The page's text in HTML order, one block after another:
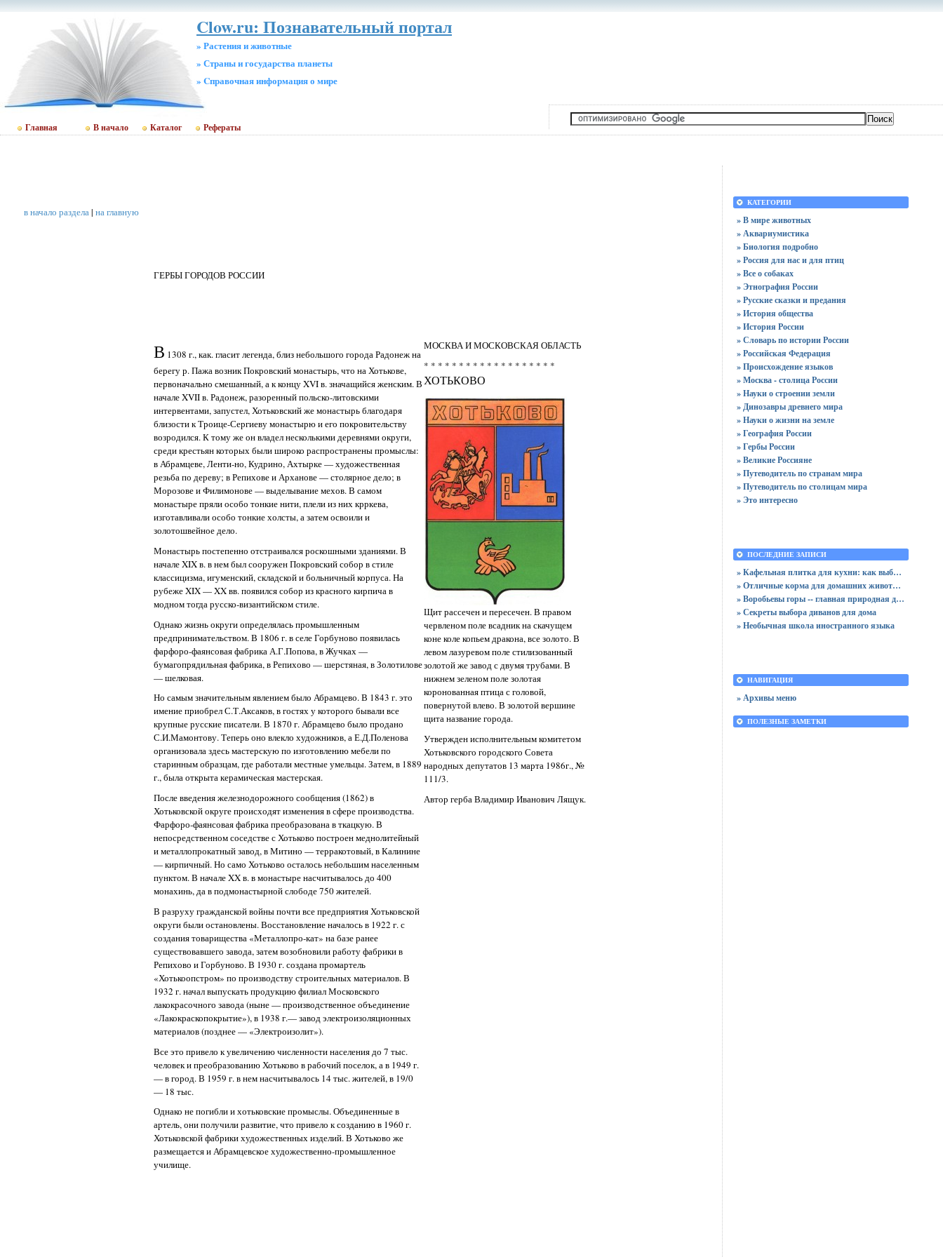
Clow.ru: Познавательный портал
» Растения и животные
» Страны и государства планеты
» Cправочная информация о мире
Главная В начало Каталог Рефераты
в начало раздела| на главную
ГЕРБЫ ГОРОДОВ РОССИИ
В 1308 г., как. гласит легенда, близ небольшого города Радонеж на
берегу р. Пажа возник Покровский монастырь, что на Хотькове,
первоначально смешанный, а к концу XVI в. значащийся женским. В
начале XVII в. Радонеж, разоренный польско-литовскими
интервентами, запустел, Хотьковский же монастырь благодаря
близости к Троице-Сергиеву монастырю и его покровительству
возродился. К тому же он владел несколькими деревнями округи,
среди крестьян которых были широко распространены промыслы:
в Абрамцеве, Ленти-но, Кудрино, Ахтырке — художественная
резьба по дереву; в Репихове и Арханове — столярное дело; в
Морозове и Филимонове — выделывание мехов. В самом
монастыре пряли особо тонкие нити, плели из них крркева,
изготавливали особо тонкие холсты, а затем освоили и
золотошвейное дело.
Монастырь постепенно отстраивался роскошными зданиями. В
начале XIX в. в нем был сооружен Покровский собор в стиле
классицизма, игуменский, складской и больничный корпуса. На
рубеже XIX — XX вв. появился собор из красного кирпича в
модном тогда русско-византийском стиле.
Однако жизнь округи определялась промышленным
предпринимательством. В 1806 г. в селе Горбуново появилась
фарфоро-фаянсовая фабрика А.Г.Попова, в Жучках —
бумагопрядильная фабрика, в Репихово — шерстяная, в Золотилове
— шелковая.
Но самым значительным явлением было Абрамцево. В 1843 г. это
имение приобрел С.Т.Аксаков, в гостях у которого бывали все
крупные русские писатели. В 1870 г. Абрамцево было продано
С.И.Мамонтову. Теперь оно влекло художников, а Е.Д.Поленова
организовала здесь мастерскую по изготовлению мебели по
старинным образцам, где работали местные умельцы. Затем, в 1889
г., была открыта керамическая мастерская.
После введения железнодорожного сообщения (1862) в
Хотьковской округе происходят изменения в сфере производства.
Фарфоро-фаянсовая фабрика преобразована в ткацкую. В
непосредственном соседстве с Хотьково построен меднолитейный
и металлопрокатный завод, в Митино — терракотовый, в Калинине
— кирпичный. Но само Хотьково осталось небольшим населенным
пунктом. В начале XX в. в монастыре насчитывалось до 400
монахинь, да в подмонастырной слободе 750 жителей.
В разруху гражданской войны почти все предприятия Хотьковской
округи были остановлены. Восстановление началось в 1922 г. с
создания товарищества «Металлопро-кат» на базе ранее
существовавшего завода, затем возобновили работу фабрики в
Репихово и Горбуново. В 1930 г. создана промартель
«Хотькоопстром» по производству строительных материалов. В
1932 г. начал выпускать продукцию филиал Московского
лакокрасочного завода (ныне — производственное объединение
«Лакокраскопокрытие»), в 1938 г.— завод электроизоляционных
материалов (позднее — «Электроизолит»).
Все это привело к увеличению численности населения до 7 тыс.
человек и преобразованию Хотьково в рабочий поселок, а в 1949 г.
— в город. В 1959 г. в нем насчитывалось 14 тыс. жителей, в 19/0
— 18 тыс.
Однако не погибли и хотьковские промыслы. Объединенные в
артель, они получили развитие, что привело к созданию в 1960 г.
Хотьковской фабрики художественных изделий. В Хотьково же
размещается и Абрамцевское художественно-промышленное
училище.
МОСКВА И МОСКОВСКАЯ ОБЛАСТЬ
* * * * * * * * * * * * * * * * * * *
ХОТЬКОВО
Щит рассечен и пересечен. В правом
червленом поле всадник на скачущем
коне коле копьем дракона, все золото. В
левом лазуревом поле стилизованный
золотой же завод с двумя трубами. В
нижнем зеленом поле золотая
коронованная птица с головой,
повернутой влево. В золотой вершине
щита название города.
Утвержден исполнительным комитетом
Хотьковского городского Совета
народных депутатов 13 марта 1986г., №
111/3.
Автор герба Владимир Иванович Лящук.
КАТЕГОРИИ
» В мире животных
» Аквариумистика
» Биология подробно
» Россия для нас и для птиц
» Все о собаках
» Этнография России
» Русские сказки и предания
» История общества
» История России
» Словарь по истории России
» Российская Федерация
» Происхождение языков
» Москва - столица России
» Науки о строении земли
» Динозавры древнего мира
» Науки о жизни на земле
» География России
» Гербы России
» Великие Россияне
» Путеводитель по странам мира
» Путеводитель по столицам мира
» Это интересно
ПОСЛЕДНИЕ ЗАПИСИ
» Кафельная плитка для кухни: как выбрать практичную отделку
» Отличные корма для домашних животных
» Воробьевы горы -- главная природная достопримечательность Москвы
» Секреты выбора диванов для дома
» Необычная школа иностранного языка
НАВИГАЦИЯ
» Архивы меню
ПОЛЕЗНЫЕ ЗАМЕТКИ